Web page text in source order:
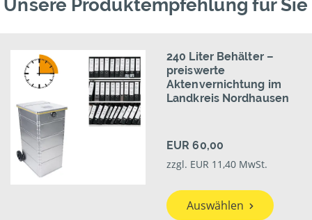
Unsere Produktempfehlung für Sie
240 Liter Behälter –
preiswerte
Aktenvernichtung im
Landkreis Nordhausen
EUR 60,00
zzgl. EUR 11,40 MwSt.
Auswählen